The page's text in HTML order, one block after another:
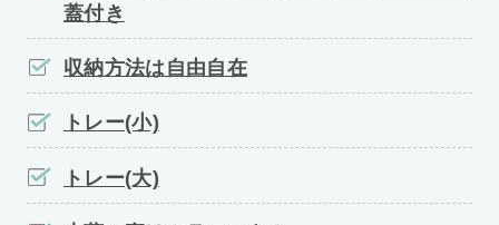
蓋付き
収納方法は自由自在
トレー(小)
トレー(大)